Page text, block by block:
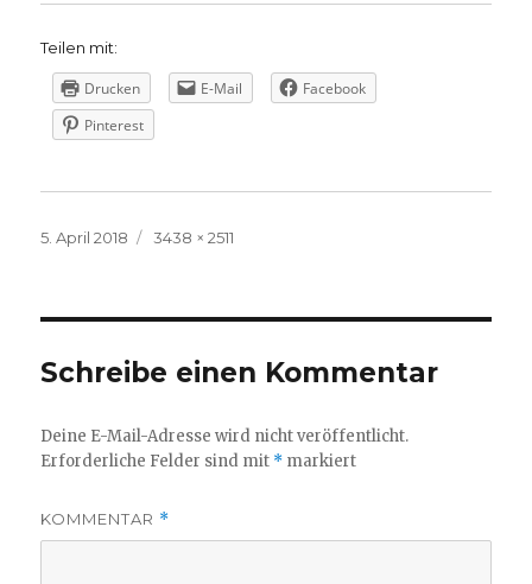
Teilen mit:
Drucken E-Mail
Facebook
Pinterest
Veröffentlicht
5. April 2018
Volle
3438 × 2511
Schreibe einen Kommentar
Deine E-Mail-Adresse wird nicht veröffentlicht.
Erforderliche Felder sind mit * markiert
KOMMENTAR *